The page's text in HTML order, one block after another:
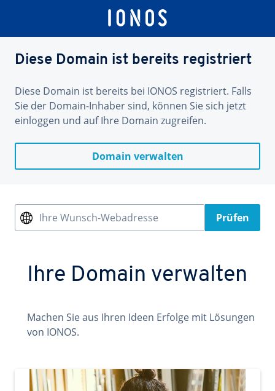
Diese Domain ist bereits registriert
Diese Domain ist bereits bei IONOS registriert. Falls
Sie der Domain-Inhaber sind, können Sie sich jetzt
einloggen und auf Ihre Domain zugreifen.
Domain verwalten
Ihre Wunsch-Webadresse Prüfen
Ihre Domain verwalten
Machen Sie aus Ihren Ideen Erfolge mit Lösungen
von IONOS.